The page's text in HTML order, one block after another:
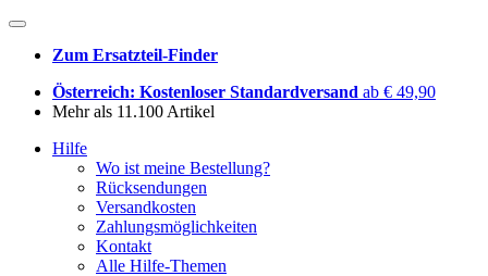
Zum Ersatzteil-Finder
Österreich: Kostenloser Standardversand ab € 49,90
Mehr als 11.100 Artikel
Hilfe
Wo ist meine Bestellung?
Rücksendungen
Versandkosten
Zahlungsmöglichkeiten
Kontakt
Alle Hilfe-Themen